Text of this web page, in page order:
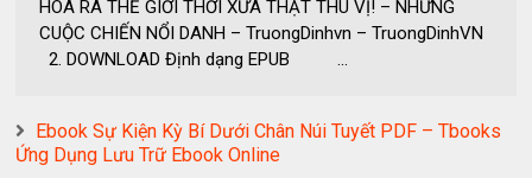
HÓA RA THẾ GIỚI THỜI XƯA THẬT THÚ VỊ! – NHỮNG
CUỘC CHIẾN NỔI DANH – TruongDinhvn – TruongDinhVN
2. DOWNLOAD Định dạng EPUB ...
Ebook Sự Kiện Kỳ Bí Dưới Chân Núi Tuyết PDF – Tbooks
Ứng Dụng Lưu Trữ Ebook Online